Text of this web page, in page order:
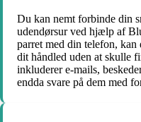
Du kan nemt forbinde din
udendørsur ved hjælp af
parret med din telefon,
dit håndled uden at skulle
inkluderer e-mails,
endda svare på dem med